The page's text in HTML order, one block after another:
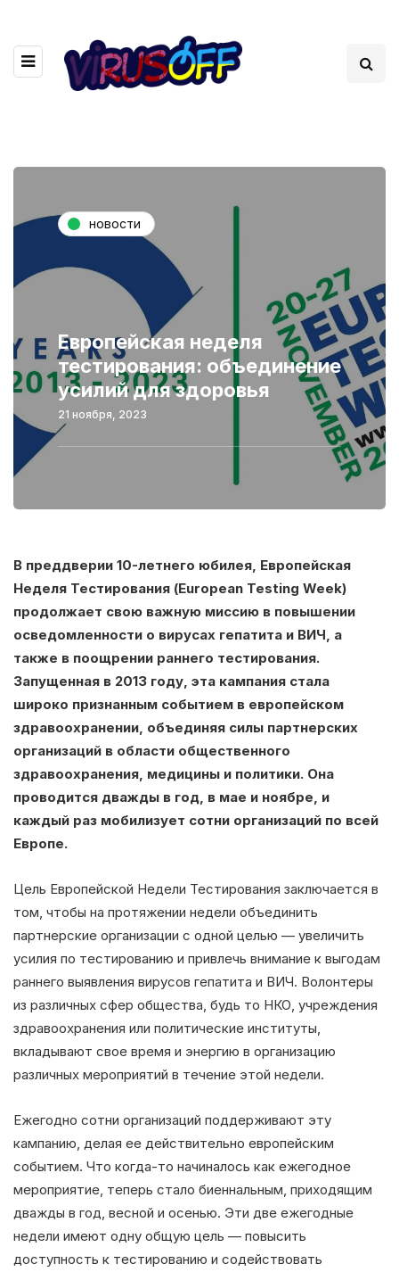
новости
Европейская неделя
тестирования: объединение
усилий для здоровья
21 ноября, 2023
В преддверии 10-летнего юбилея, Европейская
Неделя Тестирования (European Testing Week)
продолжает свою важную миссию в повышении
осведомленности о вирусах гепатита и ВИЧ, а
также в поощрении раннего тестирования.
Запущенная в 2013 году, эта кампания стала
широко признанным событием в европейском
здравоохранении, объединяя силы партнерских
организаций в области общественного
здравоохранения, медицины и политики. Она
проводится дважды в год, в мае и ноябре, и
каждый раз мобилизует сотни организаций по всей
Европе.
Цель Европейской Недели Тестирования заключается в
том, чтобы на протяжении недели объединить
партнерские организации с одной целью — увеличить
усилия по тестированию и привлечь внимание к выгодам
раннего выявления вирусов гепатита и ВИЧ. Волонтеры
из различных сфер общества, будь то НКО, учреждения
здравоохранения или политические институты,
вкладывают свое время и энергию в организацию
различных мероприятий в течение этой недели.
Ежегодно сотни организаций поддерживают эту
кампанию, делая ее действительно европейским
событием. Что когда-то начиналось как ежегодное
мероприятие, теперь стало биеннальным, приходящим
дважды в год, весной и осенью. Эти две ежегодные
недели имеют одну общую цель — повысить
доступность к тестированию и содействовать